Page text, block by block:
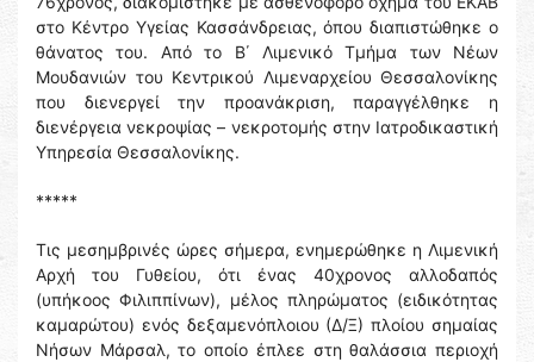
στο Κέντρο Υγείας Κασσάνδρειας, όπου διαπιστώθηκε ο
θάνατος του. Από το Β΄ Λιμενικό Τμήμα των Νέων
Μουδανιών του Κεντρικού Λιμεναρχείου Θεσσαλονίκης
που διενεργεί την προανάκριση, παραγγέλθηκε η
διενέργεια νεκροψίας – νεκροτομής στην Ιατροδικαστική
Υπηρεσία Θεσσαλονίκης.
*****
Τις μεσημβρινές ώρες σήμερα, ενημερώθηκε η Λιμενική
Αρχή του Γυθείου, ότι ένας 40χρονος αλλοδαπός
(υπήκοος Φιλιππίνων), μέλος πληρώματος (ειδικότητας
καμαρώτου) ενός δεξαμενόπλοιου (Δ/Ξ) πλοίου σημαίας
Νήσων Μάρσαλ, το οποίο έπλεε στη θαλάσσια περιοχή